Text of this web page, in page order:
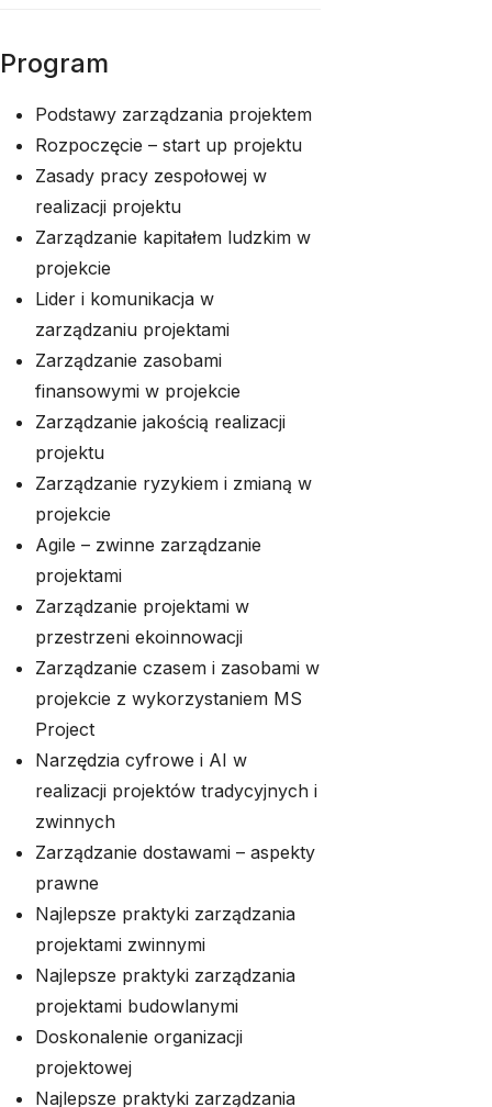
Program
Podstawy zarządzania projektem
Rozpoczęcie – start up projektu
Zasady pracy zespołowej w
realizacji projektu
Zarządzanie kapitałem ludzkim w
projekcie
Lider i komunikacja w
zarządzaniu projektami
Zarządzanie zasobami
finansowymi w projekcie
Zarządzanie jakością realizacji
projektu
Zarządzanie ryzykiem i zmianą w
projekcie
Agile – zwinne zarządzanie
projektami
Zarządzanie projektami w
przestrzeni ekoinnowacji
Zarządzanie czasem i zasobami w
projekcie z wykorzystaniem MS
Project
Narzędzia cyfrowe i AI w
realizacji projektów tradycyjnych i
zwinnych
Zarządzanie dostawami – aspekty
prawne
Najlepsze praktyki zarządzania
projektami zwinnymi
Najlepsze praktyki zarządzania
projektami budowlanymi
Doskonalenie organizacji
projektowej
Najlepsze praktyki zarządzania